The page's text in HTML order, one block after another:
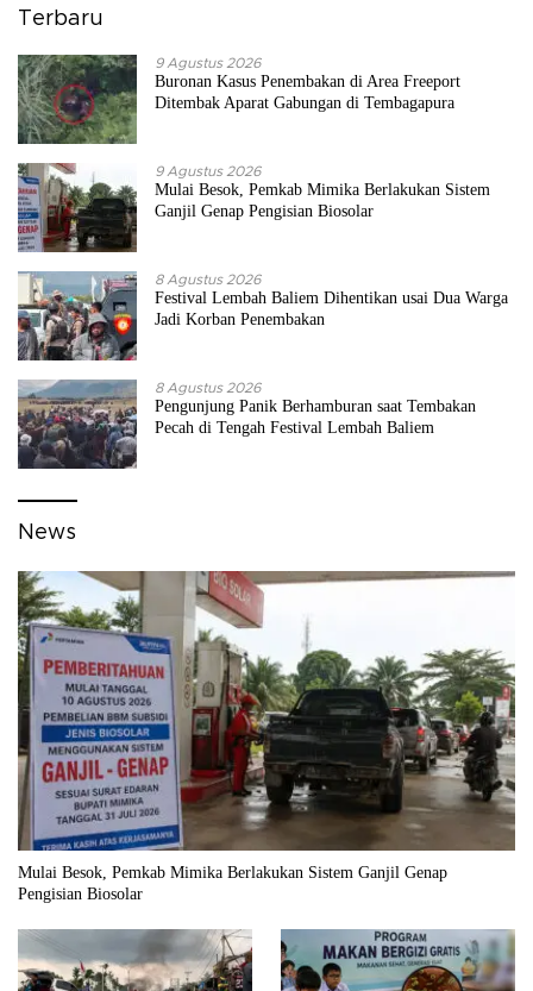
Terbaru
9 Agustus 2026
Buronan Kasus Penembakan di Area Freeport
Ditembak Aparat Gabungan di Tembagapura
9 Agustus 2026
Mulai Besok, Pemkab Mimika Berlakukan Sistem
Ganjil Genap Pengisian Biosolar
8 Agustus 2026
Festival Lembah Baliem Dihentikan usai Dua Warga
Jadi Korban Penembakan
8 Agustus 2026
Pengunjung Panik Berhamburan saat Tembakan
Pecah di Tengah Festival Lembah Baliem
News
Mulai Besok, Pemkab Mimika Berlakukan Sistem Ganjil Genap
Pengisian Biosolar